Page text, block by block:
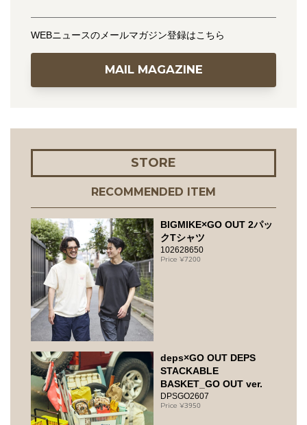
WEBニュースのメールマガジン登録はこちら
MAIL MAGAZINE
STORE
RECOMMENDED ITEM
BIGMIKE×GO OUT 2パッ
クTシャツ
102628650
7200
deps×GO OUT DEPS
STACKABLE
BASKET_GO OUT ver.
DPSGO2607
3950